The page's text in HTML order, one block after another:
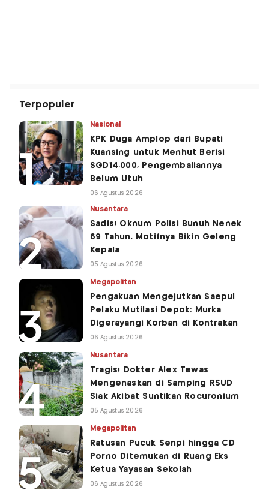
Terpopuler
Nasional
KPK Duga Amplop dari Bupati
Kuansing untuk Menhut Berisi
SGD14.000, Pengembaliannya
Belum Utuh
06 Agustus 2026
Nusantara
Sadis! Oknum Polisi Bunuh Nenek
69 Tahun, Motifnya Bikin Geleng
Kepala
05 Agustus 2026
Megapolitan
Pengakuan Mengejutkan Saepul
Pelaku Mutilasi Depok: Murka
Digerayangi Korban di Kontrakan
06 Agustus 2026
Nusantara
Tragis! Dokter Alex Tewas
Mengenaskan di Samping RSUD
Siak Akibat Suntikan Rocuronium
05 Agustus 2026
Megapolitan
Ratusan Pucuk Senpi hingga CD
Porno Ditemukan di Ruang Eks
Ketua Yayasan Sekolah
06 Agustus 2026